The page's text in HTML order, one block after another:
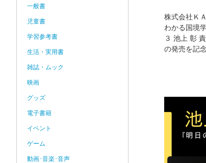
株式会社Ｋ
わかる国境
３ 池上 彰
の発売を記
一般書
児童書
学習参考書
生活・実用書
雑誌・ムック
映画
グッズ
電子書籍
イベント
ゲーム
動画･音楽･音声